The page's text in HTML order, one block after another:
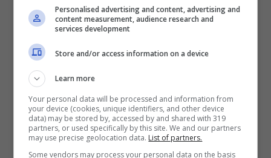
Pagare meno tasse non può che essere provvidenziale –
nursenews.it
Personalised advertising and content, advertising and
content measurement, audience research and
services development
Store and/or access information on a device
Learn more
Your personal data will be processed and information from
your device (cookies, unique identifiers, and other device
data) may be stored by, accessed by and shared with 319
partners, or used specifically by this site. We and our partners
may use precise geolocation data. List of partners.
Some vendors may process your personal data on the basis